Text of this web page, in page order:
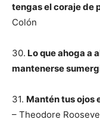
tengas el coraje de
Colón
30. Lo que ahoga a
mantenerse
31. Mantén tus ojos
– Theodore